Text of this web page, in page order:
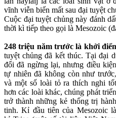
vĩnh viễn biến mất sau đại tuyệt
Cuộc đại tuyệt chủng này đánh
thời kì tiếp theo gọi là Mesozoic
248 triệu năm trước là khởi
tuyệt chủng đã kết thúc. Tại đại
đổi đã ngừng lại, nhưng điều kiện
tự nhiên đã không còn như trước,
và một số loài tỏ ra thích nghi tốt
hơn các loài khác, chúng phát triển
trở thành những kẻ thống trị hành
tinh. Kỉ đầu tiên của Mesozoic là